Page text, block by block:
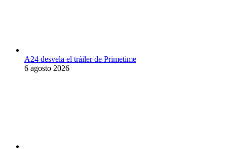
A24 desvela el tráiler de Primetime
6 agosto 2026